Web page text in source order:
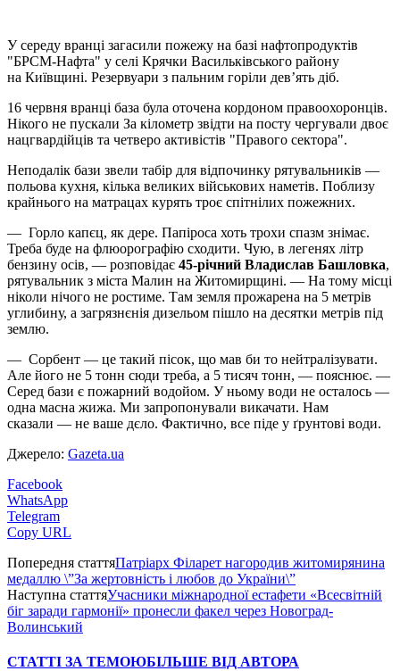
У середу вранці загасили пожежу на базі нафтопродуктів
­"БРСМ-Нафта" у селі Крячки ­Васильківського району
на Київщині. Резервуари з пальним горіли дев’ять діб.
16 червня вранці база була оточена кордоном правоохоронців.
Нікого не пускали За кілометр звідти на посту чергували двоє
нацгвардійців та четверо активістів "Правого сектора".
Неподалік бази звели табір для відпочинку рятувальників —
польова кухня, кілька великих військових наметів. Поблизу
крайнього на матрацах курять троє спітнілих пожежних.
— Горло капєц, як дере. Папіроса хоть трохи спазм знімає.
Треба буде на флюорографію сходити. Чую, в легенях літр
бензину осів, — розповідає 45-річний Владислав Башловка,
рятувальник з міста Малин на Житомирщині. — На тому місці
ніколи нічого не ростиме. Там земля прожарена на 5 метрів
углибину, а загрязнєнія дизельом пішло на десятки метрів під
землю.
— Сорбент — це такий пісок, що мав би то нейтралізувати.
Але його не 5 тонн сюди треба, а 5 тисяч тонн, — пояснює. —
Серед бази є пожарний водойом. У ньому води не осталось —
одна масна жижа. Ми запропонували викачати. Нам
сказали — не ваше дєло. Фактично, все піде у ґрунтові води.
Джерело: Gazeta.ua
Facebook
WhatsApp
Telegram
Copy URL
Попередня статтяПатріарх Філарет нагородив житомирянина
медаллю \”За жертовність і любов до України\”
Наступна статтяУчасники міжнародної естафети «Всесвітній
біг заради гармонії» пронесли факел через Новоград-
Волинський
СТАТТІ ЗА ТЕМОЮБІЛЬШЕ ВІД АВТОРА